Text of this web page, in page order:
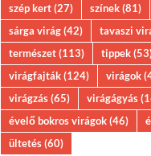
szép kert(27) színek(81)
sárga virág(42) tavaszi
természet(113) tippek
virágfajták(124) virágok
virágzás(65) virágágyás
évelő bokros virágok(46)
ültetés(60)